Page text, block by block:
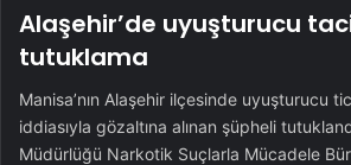
Alaşehir’de uyuşturucu
tutuklama
Manisa’nın Alaşehir ilçesinde uyuşturucu
iddiasıyla gözaltına alınan şüpheli
Müdürlüğü Narkotik Suçlarla Mücadele